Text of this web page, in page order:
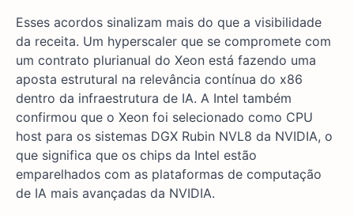
Esses acordos sinalizam mais do que a visibilidade
da receita. Um hyperscaler que se compromete com
um contrato plurianual do Xeon está fazendo uma
aposta estrutural na relevância contínua do x86
dentro da infraestrutura de IA. A Intel também
confirmou que o Xeon foi selecionado como CPU
host para os sistemas DGX Rubin NVL8 da NVIDIA, o
que significa que os chips da Intel estão
emparelhados com as plataformas de computação
de IA mais avançadas da NVIDIA.